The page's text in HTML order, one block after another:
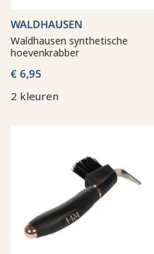
WALDHAUSEN
Waldhausen synthetische
hoevenkrabber
€ 6,95
2 kleuren